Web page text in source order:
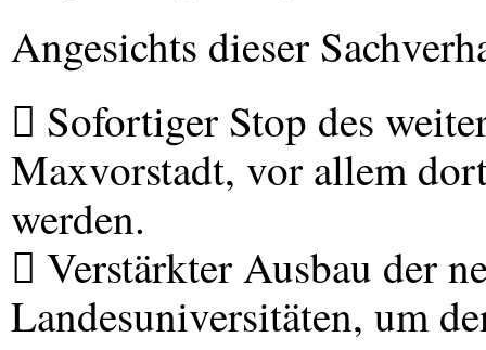
Angesichts dieser
 Sofortiger Stop des
Maxvorstadt, vor allem
werden.
 Verstärkter Ausbau der
Landesuniversitäten, um